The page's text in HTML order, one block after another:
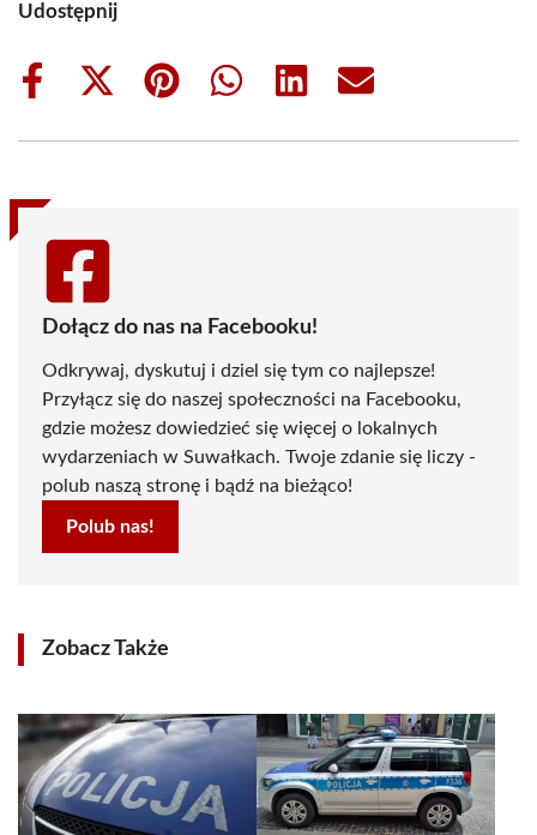
Udostępnij
Share
Share
(Twitter)
Share
Share
Share
Share
Dołącz do nas na Facebooku!
Odkrywaj, dyskutuj i dziel się tym co najlepsze!
Przyłącz się do naszej społeczności na Facebooku,
gdzie możesz dowiedzieć się więcej o lokalnych
wydarzeniach w Suwałkach. Twoje zdanie się liczy -
polub naszą stronę i bądź na bieżąco!
Polub nas!
Zobacz Także